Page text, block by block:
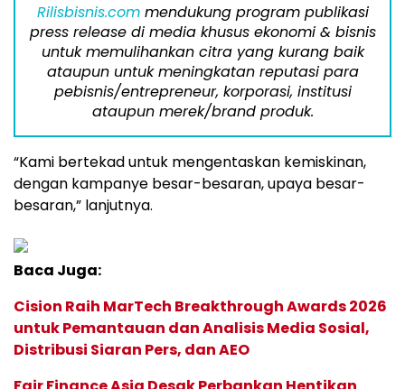
Rilisbisnis.commendukung program publikasi
press release di media khusus ekonomi & bisnis
untuk memulihankan citra yang kurang baik
ataupun untuk meningkatan reputasi para
pebisnis/entrepreneur, korporasi, institusi
ataupun merek/brand produk.
“Kami bertekad untuk mengentaskan kemiskinan,
dengan kampanye besar-besaran, upaya besar-
besaran,” lanjutnya.
Baca Juga:
Cision Raih MarTech Breakthrough Awards 2026
untuk Pemantauan dan Analisis Media Sosial,
Distribusi Siaran Pers, dan AEO